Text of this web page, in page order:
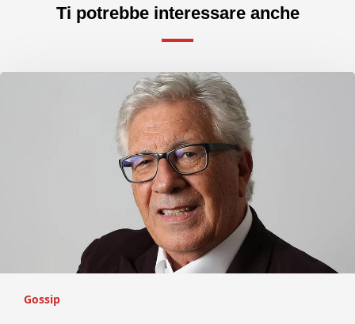
Ti potrebbe interessare anche
Gossip